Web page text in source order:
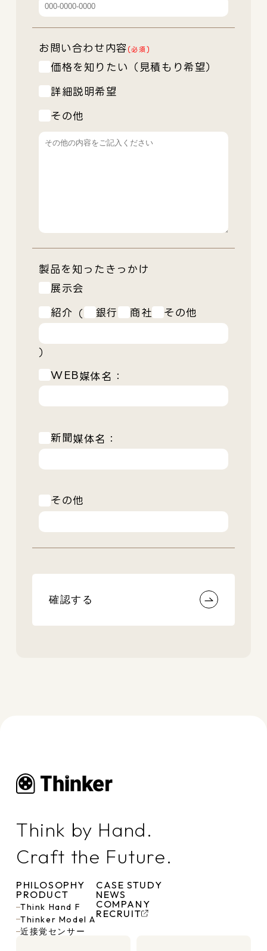
お問い合わせ内容 (必須)
価格を知りたい（見積もり希望）
詳細説明希望
その他
製品を知ったきっかけ
展示会
紹介 （ 銀行 商社 その他
）
WEB媒体名：
新聞 媒体名：
その他
確認する
Think by Hand.
Craft the Future.
PHILOSOPHY
PRODUCT
Think Hand F
Thinker Model A
近接覚センサー
CASE STUDY
NEWS
COMPANY
RECRUIT